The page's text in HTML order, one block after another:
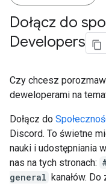
Dołącz do
Developers
Czy chcesz
deweloperami na
Dołącz do
Discord. To świetne
nauki i udostępniania
nas na tych stronach:
general kanałów.